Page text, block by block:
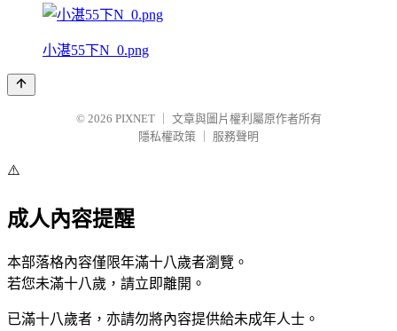
小湛55下N_0.png
© 2026 PIXNET
文章與圖片權利屬原作者所有
隱私權政策
服務聲明
⚠️
成人內容提醒
本部落格內容僅限年滿十八歲者瀏覽。
若您未滿十八歲，請立即離開。
已滿十八歲者，亦請勿將內容提供給未成年人士。